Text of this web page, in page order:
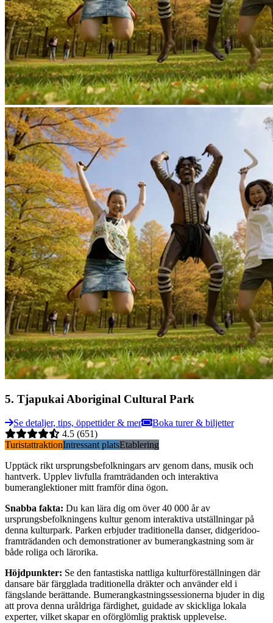
5. Tjapukai Aboriginal Cultural Park
Se detaljer, tips, öppettider & mer
Boka turer & biljetter
4.5 (651)
TuristattraktionIntressant platsEtablering
Upptäck rikt ursprungsbefolkningars arv genom dans, musik och
hantverk. Upplev livfulla framträdanden och interaktiva
bumeranglektioner mitt framför dina ögon.
Snabba fakta: Du kan lära dig om över 40 000 år av
ursprungsbefolkningens kultur genom interaktiva utställningar på
denna kulturpark. Parken erbjuder traditionella danser, didgeridoo-
framträdanden och demonstrationer av bumerangkastning som är
både roliga och lärorika.
Höjdpunkter: Se den fantastiska nattliga kulturföreställningen där
dansare bär färgglada traditionella dräkter och använder eld i
fängslande berättande. Bumerangkastningssessionerna bjuder in dig
att prova denna uråldriga färdighet, guidade av skickliga lokala
experter, vilket skapar en oförglömlig praktisk upplevelse.